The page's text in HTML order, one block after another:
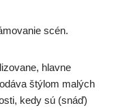
scén.
hlav­ne
štý­lom malých
kedy sú (snáď)